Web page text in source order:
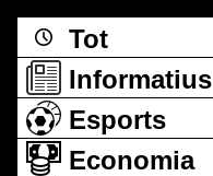
Tot
Informatius
Esports
Economia